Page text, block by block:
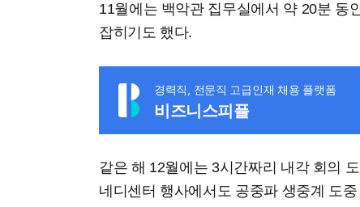
11월에는 백악관 집무실에서 약 20분 동
잡히기도 했다.
경력직, 전문직 고급인재 채용 플랫폼
비즈니스피플
같은 해 12월에는 3시간짜리 내각 회의
네디센터 행사에서도 공중파 생중계 도